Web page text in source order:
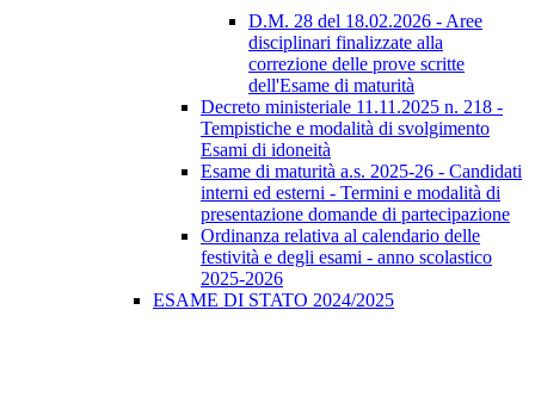
D.M. 28 del 18.02.2026 - Aree
disciplinari finalizzate alla
correzione delle prove scritte
dell'Esame di maturità
Decreto ministeriale 11.11.2025 n. 218 -
Tempistiche e modalità di svolgimento
Esami di idoneità
Esame di maturità a.s. 2025-26 - Candidati
interni ed esterni - Termini e modalità di
presentazione domande di partecipazione
Ordinanza relativa al calendario delle
festività e degli esami - anno scolastico
2025-2026
ESAME DI STATO 2024/2025